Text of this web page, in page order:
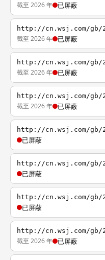
截至 2026 年 已屏蔽
http://cn.wsj.com/gb/
截至 2026 年 已屏蔽
http://cn.wsj.com/gb/
截至 2026 年 已屏蔽
http://cn.wsj.com/gb/
截至 2026 年 已屏蔽
http://cn.wsj.com/gb/
已屏蔽
http://cn.wsj.com/gb/
已屏蔽
http://cn.wsj.com/gb/
已屏蔽
http://cn.wsj.com/gb/
截至 2026 年 已屏蔽